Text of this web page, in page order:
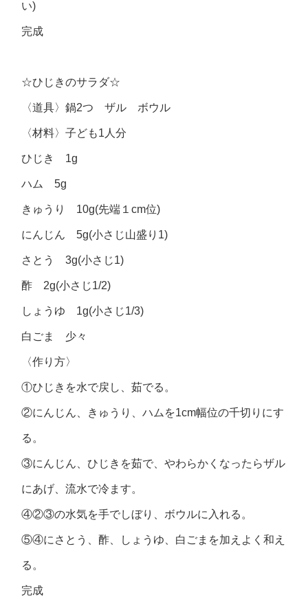
い)
完成
☆ひじきのサラダ☆
〈道具〉鍋2つ ザル ボウル
〈材料〉子ども1人分
ひじき 1g
ハム 5g
きゅうり 10g(先端１cm位)
にんじん 5g(小さじ山盛り1)
さとう 3g(小さじ1)
酢 2g(小さじ1/2)
しょうゆ 1g(小さじ1/3)
白ごま 少々
〈作り方〉
①ひじきを水で戻し、茹でる。
②にんじん、きゅうり、ハムを1cm幅位の千切りにす
る。
③にんじん、ひじきを茹で、やわらかくなったらザル
にあげ、流水で冷ます。
④②③の水気を手でしぼり、ボウルに入れる。
⑤④にさとう、酢、しょうゆ、白ごまを加えよく和え
る。
完成